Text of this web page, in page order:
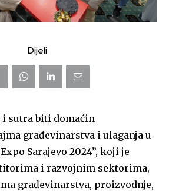
Dijeli
i sutra biti domaćin
građevinarstva i ulaganja u
Sarajevo 2024”, koji je
i razvojnim sektorima,
građevinarstva, proizvodnje,